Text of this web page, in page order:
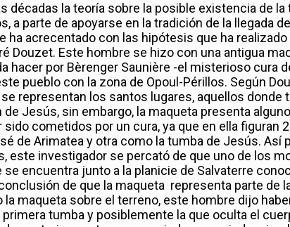
décadas la teoría sobre la posible existencia de
a parte de apoyarse en la tradición de la llegada
ha acrecentado con las hipótesis que ha
Douzet. Este hombre se hizo con una antigua
hacer por Bèrenger Saunière -el misterioso cura
pueblo con la zona de Opoul-Périllos. Según
representan los santos lugares, aquellos donde
Jesús, sin embargo, la maqueta presenta
sido cometidos por un cura, ya que en ella figuran
de Arimatea y otra como la tumba de Jesús. Así
este investigador se percató de que uno de los
se encuentra junto a la planicie de Salvaterre
de que la maqueta representa parte de
la maqueta sobre el terreno, este hombre dijo
primera tumba y posiblemente la que oculta el